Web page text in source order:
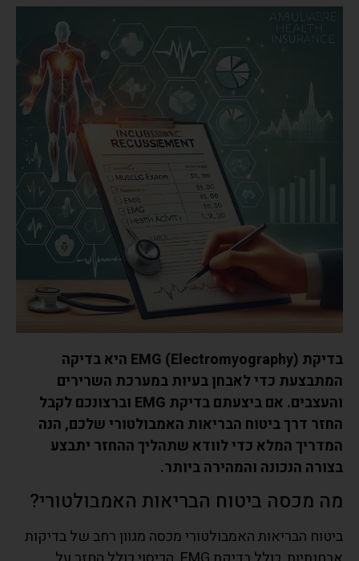
בדיקת EMG (Electromyography) היא בדיקה
המתבצעת כדי לאבחן בעיות במערכת השרירים
והעצבים. אם ביצעתם בדיקת EMG וברצונכם לקבל
החזר דרך ביטוח הבריאות האמבולטורי שלכם, הנה
המדריך המלא כדי לוודא שתהליך ההחזר יתבצע
בצורה הנכונה והמהירה ביותר.
מה מכסה ביטוח הבריאות האמבולטורי?
ביטוח הבריאות האמבולטורי מכסה מגוון רחב של בדיקות